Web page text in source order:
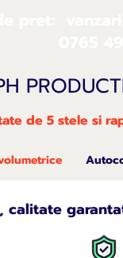
de 5 stele si
calitate